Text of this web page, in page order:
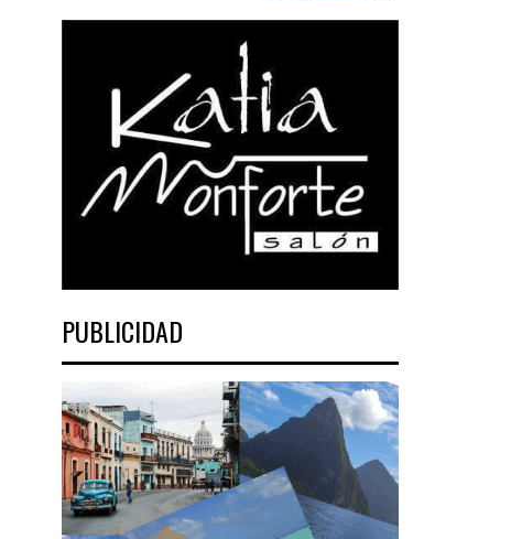
PUBLICIDAD